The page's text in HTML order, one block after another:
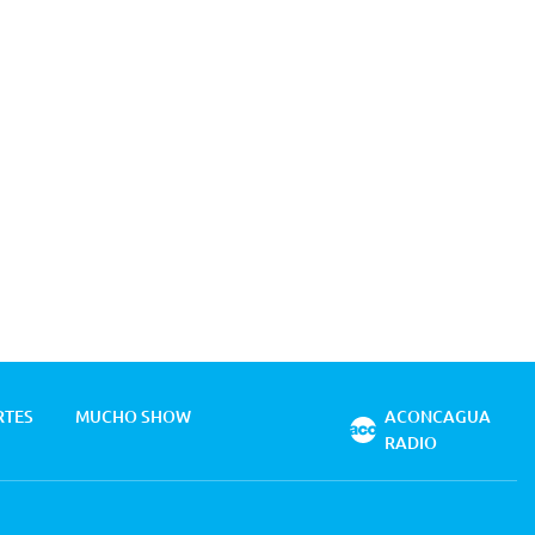
MUCHO SHOW
ACONCAGUA
RADIO